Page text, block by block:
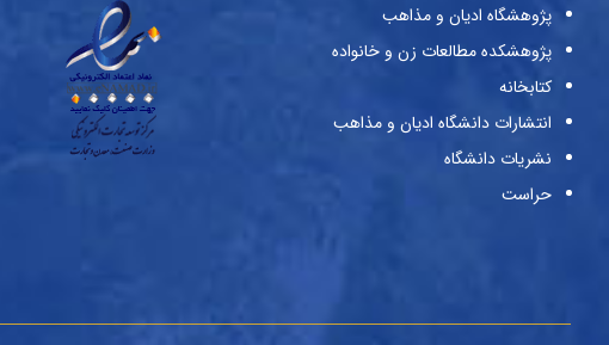
پژوهشگاه ادیان و مذاهب
پژوهشکده مطالعات زن و خانواده
کتابخانه
انتشارات دانشگاه ادیان و مذاهب
نشریات دانشگاه
حراست